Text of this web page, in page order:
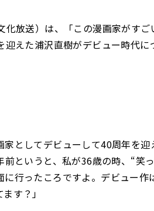
化放送）は、「この漫画家がすご
迎えた浦沢直樹がデビュー時代に
としてデビューして40周年を迎
前というと、私が36歳の時、“笑
行ったころですよ。デビュー作
す？」